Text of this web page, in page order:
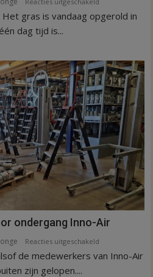
Binnen
kunstgras
weg
in
Hardenberg
en
Sibculo
Het gras is vandaag opgerold in
dag tijd is...
ondergang Inno-Air
Reacties uitgeschakeld
Warmte
de medewerkers van Inno-Air
zijn gelopen....